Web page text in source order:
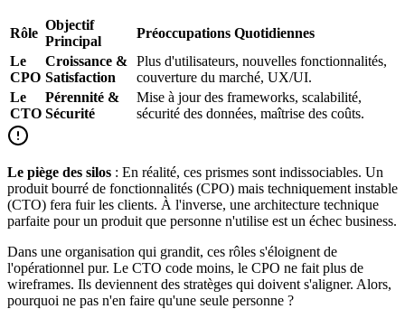
Rôle
Objectif
Principal
Préoccupations Quotidiennes
Le
CPO
Croissance &
Satisfaction
Plus d'utilisateurs, nouvelles fonctionnalités,
couverture du marché, UX/UI.
Le
CTO
Pérennité &
Sécurité
Mise à jour des frameworks, scalabilité,
sécurité des données, maîtrise des coûts.
Le piège des silos : En réalité, ces prismes sont indissociables. Un
produit bourré de fonctionnalités (CPO) mais techniquement instable
(CTO) fera fuir les clients. À l'inverse, une architecture technique
parfaite pour un produit que personne n'utilise est un échec business.
Dans une organisation qui grandit, ces rôles s'éloignent de
l'opérationnel pur. Le CTO code moins, le CPO ne fait plus de
wireframes. Ils deviennent des stratèges qui doivent s'aligner. Alors,
pourquoi ne pas n'en faire qu'une seule personne ?